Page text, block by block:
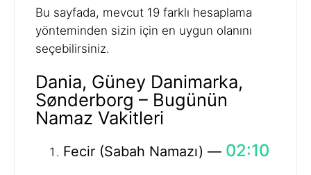
Bu sayfada, mevcut 19 farklı hesaplama
yönteminden sizin için en uygun olanını
seçebilirsiniz.
Dania, Güney Danimarka,
Sønderborg – Bugünün
Namaz Vakitleri
Fecir (Sabah Namazı) — 02:10